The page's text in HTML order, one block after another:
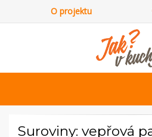
O projektu
Suroviny: vepřová